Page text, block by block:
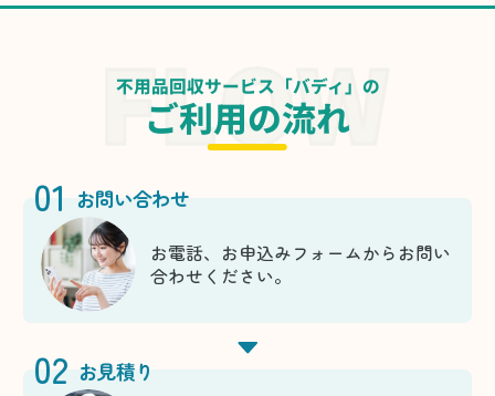
不用品回収サービス「バディ」の
ご利用の流れ
01 お問い合わせ
お電話、お申込みフォームからお問い
合わせください。
02 お見積り